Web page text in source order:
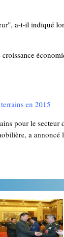
a-t-il indiqué
en 2015
pour le secteur
a